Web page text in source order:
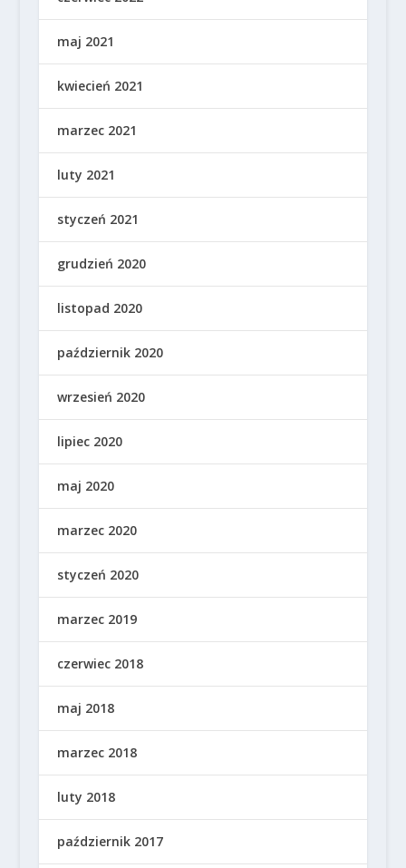
maj 2021
kwiecień 2021
marzec 2021
luty 2021
styczeń 2021
grudzień 2020
listopad 2020
październik 2020
wrzesień 2020
lipiec 2020
maj 2020
marzec 2020
styczeń 2020
marzec 2019
czerwiec 2018
maj 2018
marzec 2018
luty 2018
październik 2017